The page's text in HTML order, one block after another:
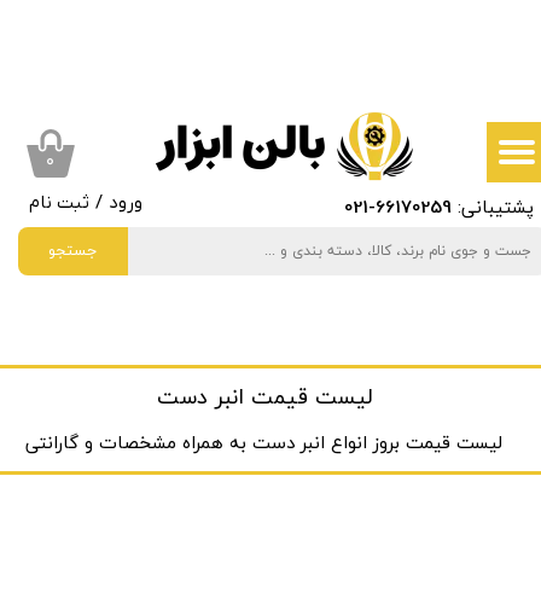
جستجو
پشتیبانی:66170259
-021 ورود / ثبت نام
سفارشات
خروج از حساب کاربری
۰
لیست قیمت انبر دست
لیست قیمت بروز انواع انبر دست به ‌همراه مشخصات و گارانتی